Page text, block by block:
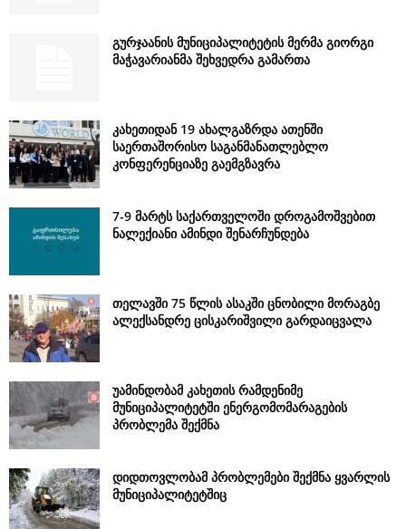
გურჯაანის მუნიციპალიტეტის მერმა გიორგი
მაჭავარიანმა შეხვედრა გამართა
კახეთიდან 19 ახალგაზრდა ათენში
საერთაშორისო საგანმანათლებლო
კონფერენციაზე გაემგზავრა
7-9 მარტს საქართველოში დროგამოშვებით
ნალექიანი ამინდი შენარჩუნდება
თელავში 75 წლის ასაკში ცნობილი მორაგბე
ალექსანდრე ცისკარიშვილი გარდაიცვალა
უამინდობამ კახეთის რამდენიმე
მუნიციპალიტეტში ენერგომომარაგების
პრობლემა შექმნა
დიდთოვლობამ პრობლემები შექმნა ყვარლის
მუნიციპალიტეტშიც